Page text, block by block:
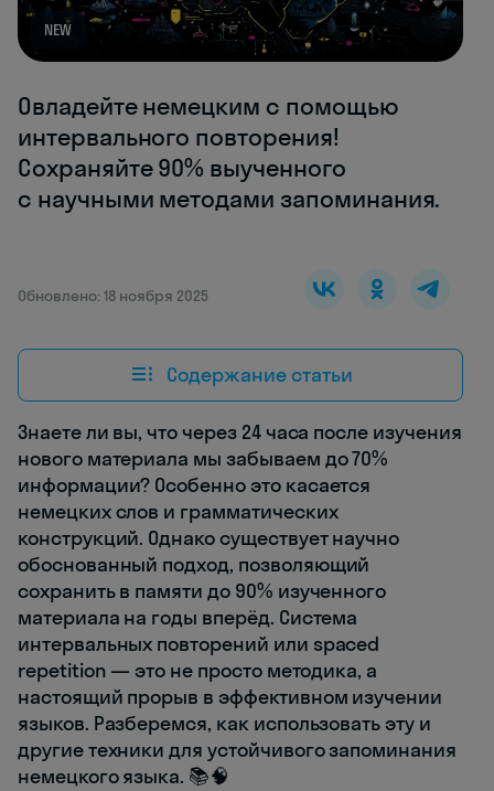
NEW
Овладейте немецким с помощью
интервального повторения!
Сохраняйте 90% выученного
с научными методами запоминания.
Обновлено: 18 ноября 2025
Содержание статьи
Знаете ли вы, что через 24 часа после изучения
нового материала мы забываем до 70%
информации? Особенно это касается
немецких слов и грамматических
конструкций. Однако существует научно
обоснованный подход, позволяющий
сохранить в памяти до 90% изученного
материала на годы вперёд. Система
интервальных повторений или spaced
repetition — это не просто методика, а
настоящий прорыв в эффективном изучении
языков. Разберемся, как использовать эту и
другие техники для устойчивого запоминания
немецкого языка. 📚🧠